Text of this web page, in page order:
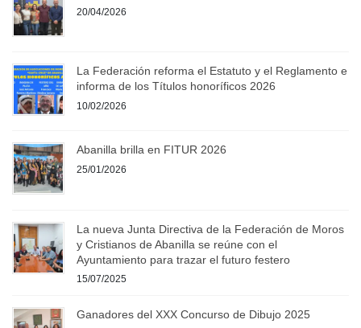
20/04/2026
La Federación reforma el Estatuto y el Reglamento e
informa de los Títulos honoríficos 2026
10/02/2026
Abanilla brilla en FITUR 2026
25/01/2026
La nueva Junta Directiva de la Federación de Moros
y Cristianos de Abanilla se reúne con el
Ayuntamiento para trazar el futuro festero
15/07/2025
Ganadores del XXX Concurso de Dibujo 2025